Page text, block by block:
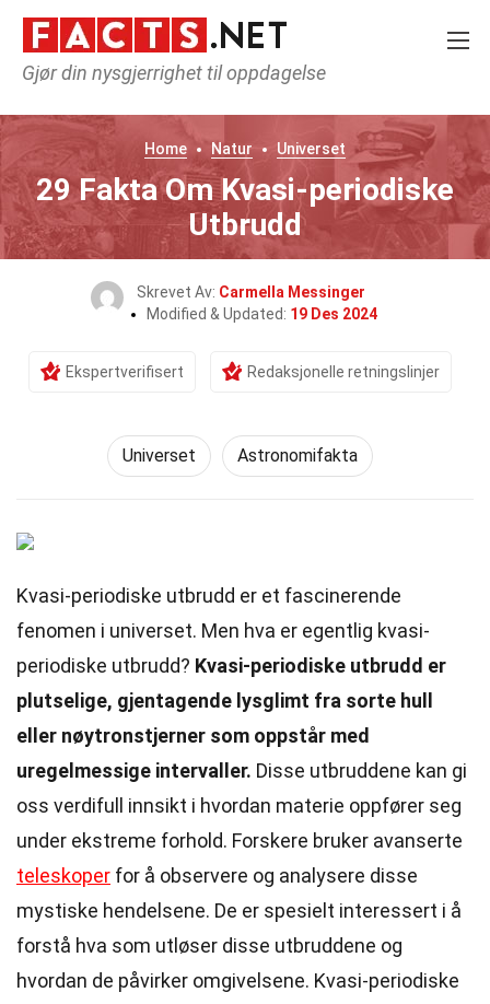
Gjør din nysgjerrighet til oppdagelse
Home Natur Universet
29 Fakta Om Kvasi-periodiske
Utbrudd
Skrevet Av: Carmella Messinger
Modified & Updated: 19 Des 2024
Ekspertverifisert Redaksjonelle retningslinjer
Universet Astronomifakta
Kvasi-periodiske utbrudd er et fascinerende
fenomen i universet. Men hva er egentlig kvasi-
periodiske utbrudd? Kvasi-periodiske utbrudd er
plutselige, gjentagende lysglimt fra sorte hull
eller nøytronstjerner som oppstår med
uregelmessige intervaller. Disse utbruddene kan gi
oss verdifull innsikt i hvordan materie oppfører seg
under ekstreme forhold. Forskere bruker avanserte
teleskoper for å observere og analysere disse
mystiske hendelsene. De er spesielt interessert i å
forstå hva som utløser disse utbruddene og
hvordan de påvirker omgivelsene. Kvasi-periodiske